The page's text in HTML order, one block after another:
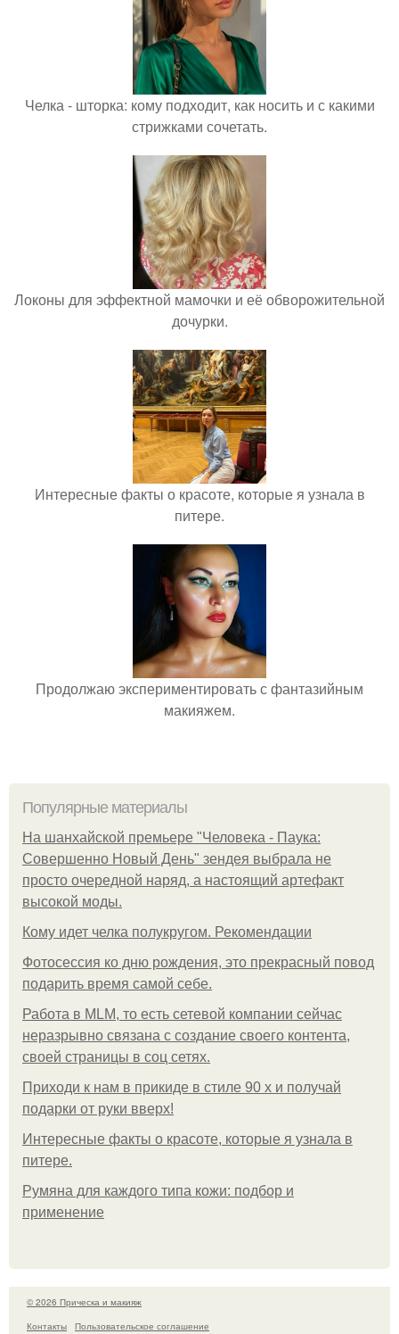
Челка - шторка: кому подходит, как носить и с какими
стрижками сочетать.
Локоны для эффектной мамочки и её обворожительной
дочурки.
Интересные факты о красоте, которые я узнала в
питере.
Продолжаю экспериментировать с фантазийным
макияжем.
Популярные материалы
На шанхайской премьере "Человека - Паука:
Совершенно Новый День" зендея выбрала не
просто очередной наряд, а настоящий артефакт
высокой моды.
Кому идет челка полукругом. Рекомендации
Фотосессия ко дню рождения, это прекрасный повод
подарить время самой себе.
Работа в MLM, то есть сетевой компании сейчас
неразрывно связана с создание своего контента,
своей страницы в соц сетях.
Приходи к нам в прикиде в стиле 90 х и получай
подарки от руки вверх!
Интересные факты о красоте, которые я узнала в
питере.
Румяна для каждого типа кожи: подбор и
применение
© 2026 Прическа и макияж
Контакты
Пользовательское соглашение